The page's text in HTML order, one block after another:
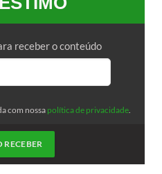
receber o conteúdo
com nossa política de privacidade.
RECEBER